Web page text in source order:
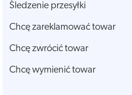
Śledzenie przesyłki
Chcę zareklamować towar
Chcę zwrócić towar
Chcę wymienić towar